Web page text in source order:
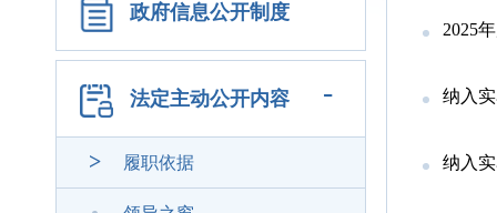
政府信息公开制度
法定主动公开内容 -
履职依据
2025
纳入
纳入